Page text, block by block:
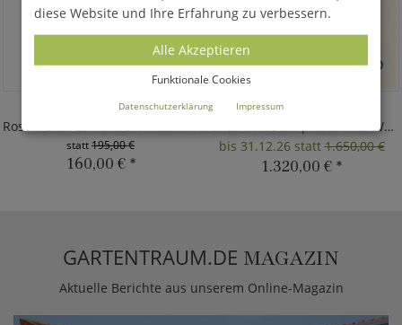
WALDEMAR
Rost Metall Gartendeko Rauhhaardackel
statt195,00 €
160,00 € *
FERRENUS
Venus Torso als plastisches Wandrelief
bis 31.12.26 statt1.650,00 €
1.320,00 € *
GARTENTRAUM.DE MAGAZIN
Aktuelle Berichte aus unserem Online-Magazin
diese Website und Ihre Erfahrung zu verbessern.
Alle Akzeptieren
Funktionale Cookies
Datenschutzerklärung Impressum